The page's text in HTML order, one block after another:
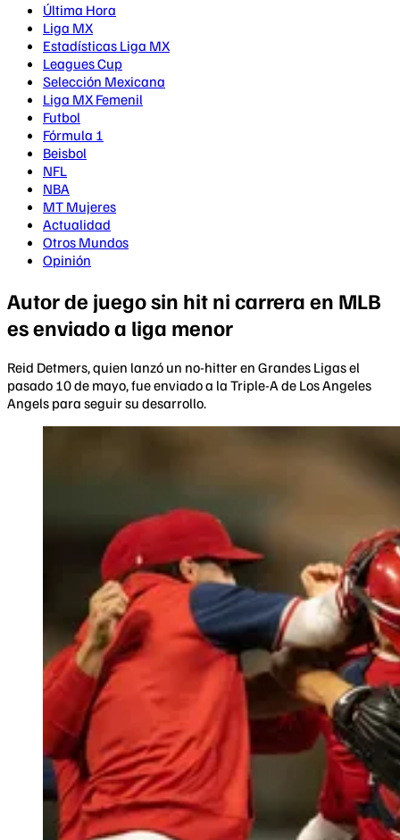
Última Hora
Liga MX
Estadísticas Liga MX
Leagues Cup
Selección Mexicana
Liga MX Femenil
Futbol
Fórmula 1
Beisbol
NFL
NBA
MT Mujeres
Actualidad
Otros Mundos
Opinión
Autor de juego sin hit ni carrera en MLB
es enviado a liga menor
Reid Detmers, quien lanzó un no-hitter en Grandes Ligas el
pasado 10 de mayo, fue enviado a la Triple-A de Los Angeles
Angels para seguir su desarrollo.